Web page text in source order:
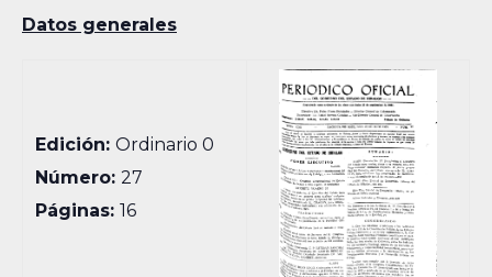
Datos generales
Edición:Ordinario 0
Número:27
Páginas:16